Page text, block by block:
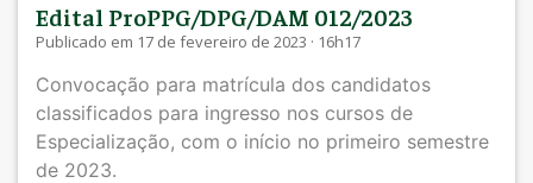
Edital ProPPG/DPG/DAM 012/2023
Publicado em 17 de fevereiro de 2023 · 16h17
Convocação para matrícula dos candidatos
classificados para ingresso nos cursos de
Especialização, com o início no primeiro semestre
de 2023.